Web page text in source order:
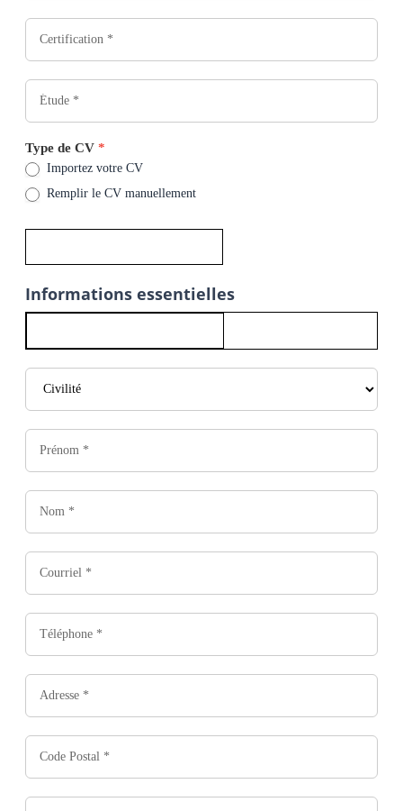
Type de CV *
Importez votre CV
Remplir le CV manuellement
Informations essentielles